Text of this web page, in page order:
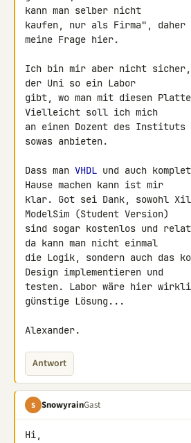
kann man selber nicht
kaufen, nur als Firma", daher
meine Frage hier.
Ich bin mir aber nicht
der Uni so ein Labor
gibt, wo man mit diesen
Vielleicht soll ich mich
an einen Dozent des Instituts
sowas anbieten.
Dass man VHDL und auch
Hause machen kann ist mir
klar. Got sei Dank, sowohl
ModelSim (Student Version)
sind sogar kostenlos und
da kann man nicht einmal
die Logik, sondern auch das
Design implementieren und
testen. Labor wäre hier
günstige Lösung...
Alexander.
Antwort
S SnowyrainGast
Hi,